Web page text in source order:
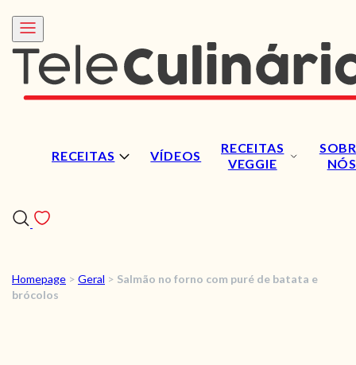
RECEITAS VÍDEOS
RECEITAS
VEGGIE
NÓS
RECEITAS
Homepage > Geral > Salmão no forno com puré de batata e
brócolos